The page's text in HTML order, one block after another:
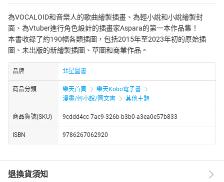
為VOCALOID和音樂人的歌曲繪製插畫、為輕小說和小說繪製封
面、為Vtuber進行角色設計的插畫家Aspara的第一本作品集！
本書收錄了約190幅各類插圖，包括2015年至2023年初的原始插
圖、未出版的新繪製插圖、草圖和商業作品。
品牌 北星圖書
商品分類 樂天首頁
樂天Kobo電子書
漫畫/輕小說/圖文書
其他主題
商品貨號(SKU) 9cddd4cc-7ac9-326b-b3b0-a3ea0e57b833
ISBN 9786267062920
退換貨須知